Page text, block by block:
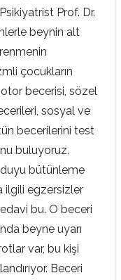
Prof. Dr.
beynin alt
çocukların
becerisi, sözel
sosyal ve
becerilerini test
buluyoruz.
duyu bütünleme
ilgili egzersizler
bu. O beceri
beyne uyarı
var, bu kişi
Beceri